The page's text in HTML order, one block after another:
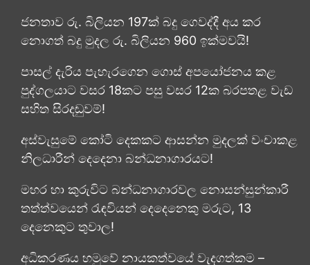
ජනතාව රු. බිලියන 197ක් බදු ගෙවද්දී අය කර
නොගත් බදු මුදල රු. බිලියන 960 ඉක්මවයි!
පාසල් දැරිය පැහැරගෙන ගොස් අපයෝජනය කළ
පුද්ගලයාට වසර 18කට පසු වසර 12ක බරපතළ වැඩ
සහිත සිරදඬුවම්!
අස්වැසුමේ කෝටි දෙකකට ආසන්න මුදලක් වංචාකළ
නිලධාරීන් දෙදෙනා බන්ධනාගාරයට!
මහර හා කුරුවිට බන්ධනාගාරවල නොසන්සුන්කාරී
තත්ත්වයෙන් රැඳවියන් දෙදෙනෙකු මරුට, 13
දෙනෙකුට තුවාල!
අධිකරණය හමුවේ නායකත්වයේ වැදගත්කම –